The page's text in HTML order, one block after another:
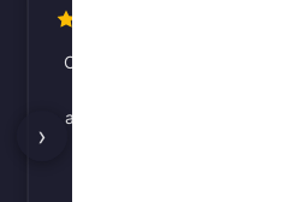
Complete woning laten
afgewerkt, inclusief tegels,
›